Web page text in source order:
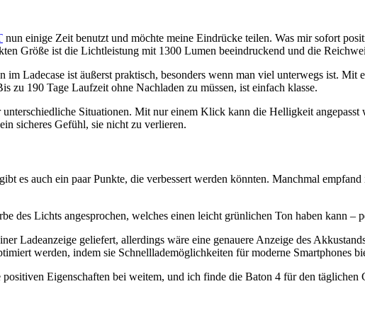
nun einige Zeit benutzt und möchte meine Eindrücke teilen. Was mir sofort
Größe ist die Lichtleistung mit 1300 Lumen beeindruckend und die
im Ladecase ist äußerst praktisch, besonders wenn man viel unterwegs ist.
zu 190 Tage Laufzeit ohne Nachladen zu müssen, ist einfach klasse.
unterschiedliche Situationen. Mit nur einem Klick kann die Helligkeit
sicheres Gefühl, sie nicht zu verlieren.
es auch ein paar Punkte, die verbessert werden könnten. Manchmal
des Lichts angesprochen, welches einen leicht grünlichen Ton haben kann –
Ladeanzeige geliefert, allerdings wäre eine genauere Anzeige des
werden, indem sie Schnelllademöglichkeiten für moderne Smartphones
Eigenschaften bei weitem, und ich finde die Baton 4 für den täglichen